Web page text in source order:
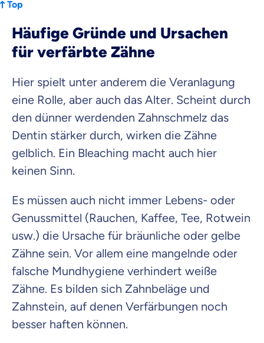
Top
Häufige Gründe und Ursachen
für verfärbte Zähne
Hier spielt unter anderem die Veranlagung
eine Rolle, aber auch das Alter. Scheint durch
den dünner werdenden Zahnschmelz das
Dentin stärker durch, wirken die Zähne
gelblich. Ein Bleaching macht auch hier
keinen Sinn.
Es müssen auch nicht immer Lebens- oder
Genussmittel (Rauchen, Kaffee, Tee, Rotwein
usw.) die Ursache für bräunliche oder gelbe
Zähne sein. Vor allem eine mangelnde oder
falsche Mundhygiene verhindert weiße
Zähne. Es bilden sich Zahnbeläge und
Zahnstein, auf denen Verfärbungen noch
besser haften können.